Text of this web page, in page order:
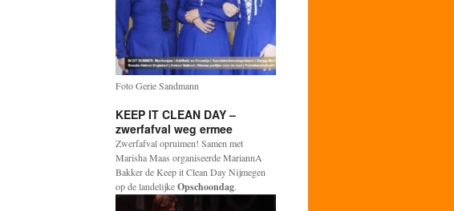
Foto Gerie Sandmann
KEEP IT CLEAN DAY –
zwerfafval weg ermee
Zwerfafval opruimen! Samen met
Marisha Maas organiseerde MariannA
Bakker de Keep it Clean Day Nijmegen
op de landelijkeOpschoondag.